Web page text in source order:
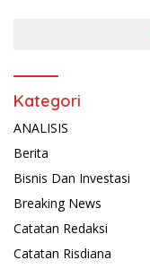
Kategori
ANALISIS
Berita
Bisnis Dan Investasi
Breaking News
Catatan Redaksi
Catatan Risdiana